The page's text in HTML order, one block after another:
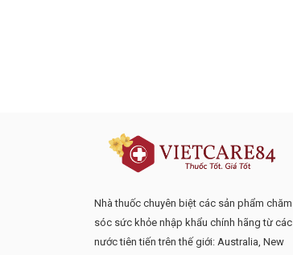
Nhà thuốc chuyên biệt các sản phẩm chăm
sóc sức khỏe nhập khẩu chính hãng từ các
nước tiên tiến trên thế giới: Australia, New